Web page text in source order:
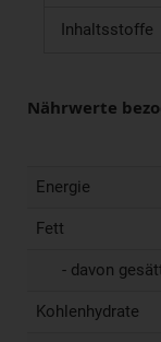
Inhaltsstoffe
Nährwerte
Energie
Fett
- davon
Kohlenhydrate